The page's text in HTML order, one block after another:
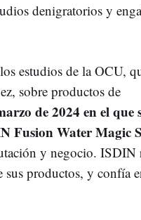
denigratorios y
estudios de la OCU,
sobre productos de
de 2024 en el que
Fusion Water Magic
y negocio. ISDIN
sus productos, y confía